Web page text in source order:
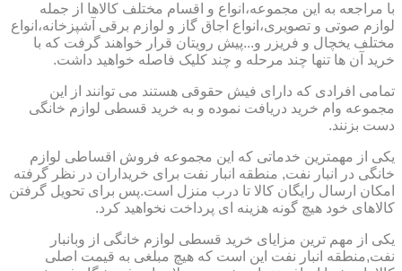
با مراجعه به این مجموعه،انواع و اقسام مختلف کالاها از جمله
لوازم صوتی و تصویری،انواع اجاق گاز و لوازم برقی آشپزخانه،انواع
مختلف یخچال و فریزر و...پیش رویتان قرار خواهند گرفت که با
خرید آن ها تنها چند مرحله و چند کلیک فاصله خواهید داشت.
تمامی افرادی که دارای فیش حقوقی هستند می توانند از این
مجموعه وام خرید دریافت نموده و به خرید قسطی لوازم خانگی
دست بزنند.
یکی از مهمترین خدماتی که این مجموعه فروش اقساطی لوازم
خانگی در انبار نفت, منطقه انبار نفت برای خریداران در نظر گرفته
امکان ارسال رایگان کالا تا درب منزل است.پس برای تحویل گرفتن
کالاهای خود هیچ گونه هزینه ای پرداخت نخواهید کرد.
یکی از مهم ترین مزایای خرید قسطی لوازم خانگی از وبانبار
نفت,منطقه انبار نفت این است که هیچ مبلغی به قیمت اصلی